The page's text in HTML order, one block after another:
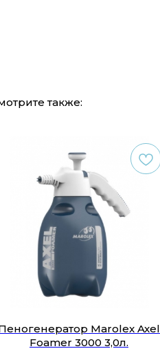
также:
Marolex Axel
Foamer 3000 3,0л.